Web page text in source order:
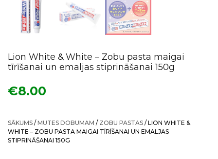
Lion White & White – Zobu pasta maigai
tīrīšanai un emaljas stiprināšanai 150g
€8.00
SĀKUMS / MUTES DOBUMAM / ZOBU PASTAS / LION WHITE &
WHITE – ZOBU PASTA MAIGAI TĪRĪŠANAI UN EMALJAS
STIPRINĀŠANAI 150G